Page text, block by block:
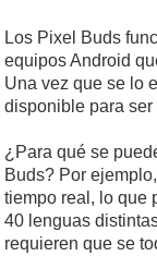
Los Pixel Buds
equipos Android
Una vez que se lo
disponible para ser
¿Para qué se
Buds? Por
tiempo real, lo que
40 lenguas
requieren que se